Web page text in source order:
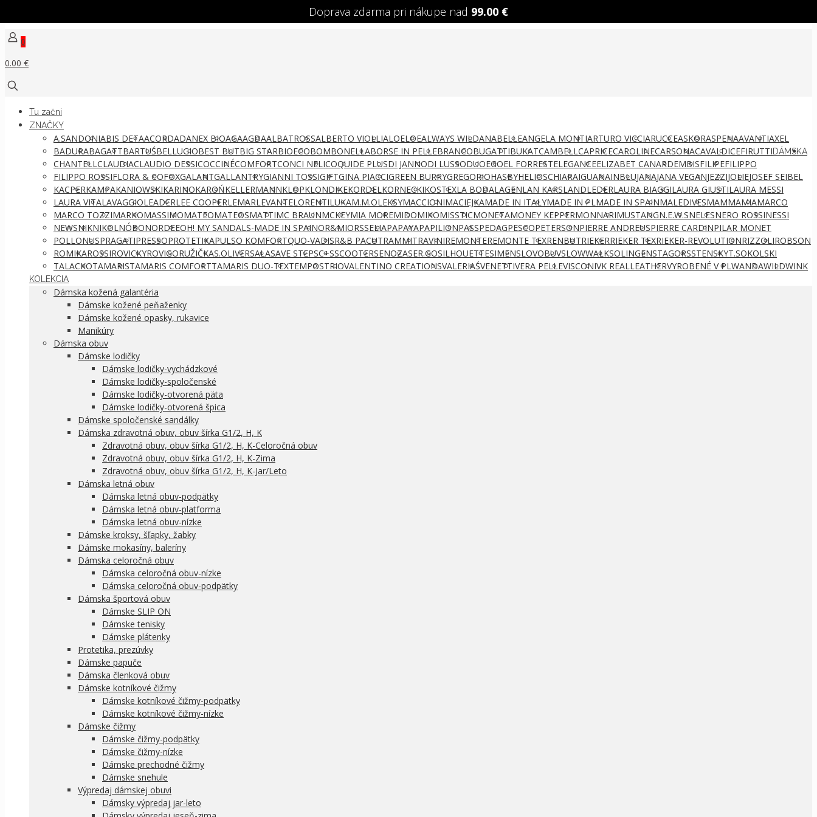
0
0.00 €
Tu začni
ZNAČKY
A.SANDONIABIS DETAACORDADANEX BIOAGAAGDAALBATROSSALBERTO VIOLLIALOELOEALWAYS WILDANABELLEANGELA MONTIARTURO VICCIARUCCEASKORASPENAAVANTIAXEL
BADURABAGATTBARTUŚBELLUGIOBEST BUTBIG STARBIOECOBOMBONELLABORSE IN PELLEBRANCOBUGATTIBUKATCAMBELLCAPRICECAROLINECARSONACAVALDICEFIRUTTI
CHANTELLCLAUDIACLAUDIO DESSICOCCINÉCOMFORTCONCI NELICOQUIDE PLUSDI JANNODI LUSSODUOEGOEL FORRESTELEGANCEELIZABET CANARDEMBISFILIPEFILIPPO
FILIPPO ROSSIFLORA & COFOXGALANTGALLANTRYGIANNI TOSSIGIFTGINA PIACCIGREEN BURRYGREGORIOHASBYHELIOSCHIARAIGUANAINBLUJANAJANA VEGANJEZZIJOLIEJOSEF SEIBEL
KACPERKAMPAKANIOWSKIKARINOKAROŃKELLERMANNKLOPKLONDIKEKORDELKORNECKIKOSTEXLA BODALAGENLAN KARSLANDLEDERLAURA BIAGGILAURA GIUSTILAURA MESSI
LAURA VITALAVAGGIOLEADERLEE COOPERLEMARLEVANTELORENTILUKAM.M.OLEKSYMACCIONIMACIEJKAMADE IN ITALYMADE IN PLMADE IN SPAINMALEDIVESMAMMAMIAMARCO
MARCO TOZZIMARKOMASSIMOMATEOMATEOSMATTIMC BRAUNMCKEYMIA MOREMIDOMIKOMISSTICMONETAMONEY KEPPERMONNARIMUSTANGN.E.W.SNELESNERO ROSSINESSI
NEWSNIKNIKOLNÓBONORDEEOH! MY SANDALS-MADE IN SPAINOR&MIORSSELIAPAPAYAPAPILIONPASSPEDAGPESCOPETERSONPIERRE ANDREUSPIERRE CARDINPILAR MONET
POLLONUSPRAGATIPRESSOPROTETIKAPULSO KOMFORTQUO-VADISR&B PACUTRAMMITRAVINIREMONTEREMONTE TEXRENBUTRIEKERRIEKER TEXRIEKER-REVOLUTIONRIZZOLIROBSON
ROMIKAROSSIROVICKYROVIGORUŽIČKAS.OLIVERSALASAVE STEPSC+SSCOOTERSENOZASER.GOSILHOUETTESIMENSLOVOBUVSLOWWALKSOLINGENSTAGORSSTENSKYT.SOKOLSKI
TALACKOTAMARISTAMARIS COMFORTTAMARIS DUO-TEXTEMPOSTRIOVALENTINO CREATIONSVALERIAŚVENETTIVERA PELLEVISCONIVK REALLEATHERVYROBENÉ V PLWANDAWILDWINK
DÁMSKA
KOLEKCIA
Dámska kožená galantéria
Dámske kožené peňaženky
Dámske kožené opasky, rukavice
Manikúry
Dámska obuv
Dámske lodičky
Dámske lodičky-vychádzkové
Dámske lodičky-spoločenské
Dámske lodičky-otvorená päta
Dámske lodičky-otvorená špica
Dámske spoločenské sandálky
Dámska zdravotná obuv, obuv šírka G1/2, H, K
Zdravotná obuv, obuv šírka G1/2, H, K-Celoročná obuv
Zdravotná obuv, obuv šírka G1/2, H, K-Zima
Zdravotná obuv, obuv šírka G1/2, H, K-Jar/Leto
Dámska letná obuv
Dámska letná obuv-podpätky
Dámska letná obuv-platforma
Dámska letná obuv-nízke
Dámske kroksy, šľapky, žabky
Dámske mokasíny, baleríny
Dámska celoročná obuv
Dámska celoročná obuv-nízke
Dámska celoročná obuv-podpätky
Dámska športová obuv
Dámske SLIP ON
Dámske tenisky
Dámske plátenky
Protetika, prezúvky
Dámske papuče
Dámska členková obuv
Dámske kotníkové čižmy
Dámske kotníkové čižmy-podpätky
Dámske kotníkové čižmy-nízke
Dámske čižmy
Dámske čižmy-podpätky
Dámske čižmy-nízke
Dámske prechodné čižmy
Dámske snehule
Výpredaj dámskej obuvi
Dámsky výpredaj jar-leto
Doprava zdarma pri nákupe nad 99.00 €